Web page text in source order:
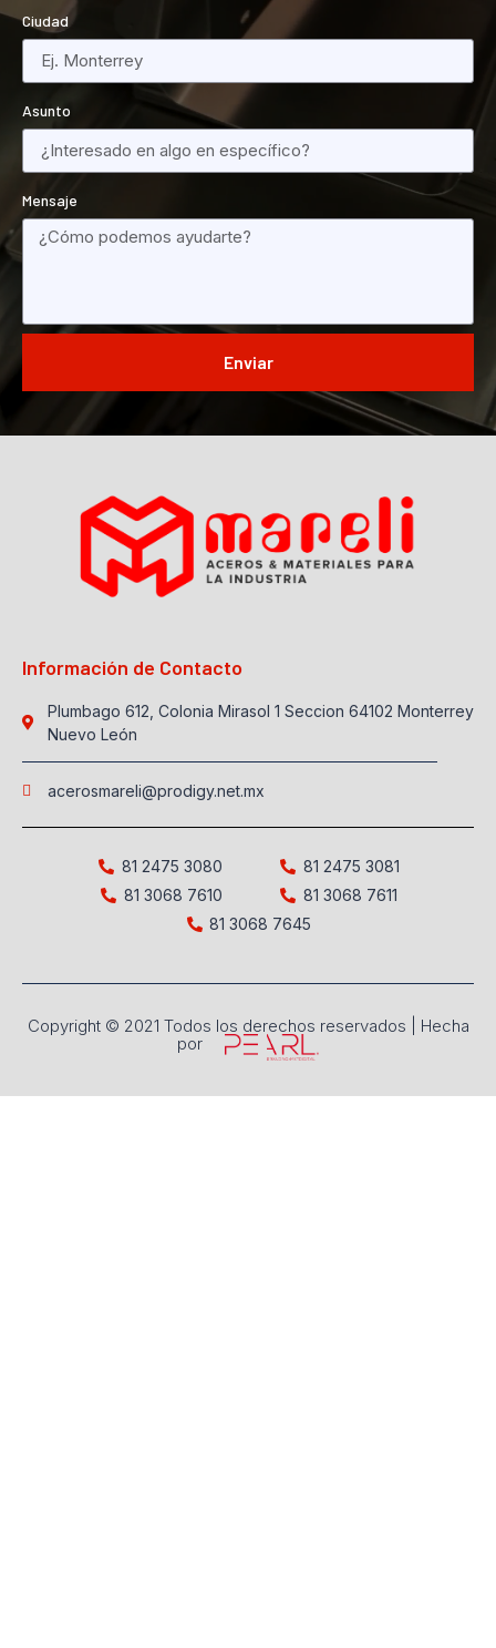
Ciudad
Asunto
Mensaje
Enviar
Información de Contacto
Plumbago 612, Colonia Mirasol 1 Seccion 64102 Monterrey
Nuevo León
acerosmareli@prodigy.net.mx
81 2475 3080
81 2475 3081
81 3068 7610
81 3068 7611
81 3068 7645
Copyright © 2021 Todos los derechos reservados | Hecha
por